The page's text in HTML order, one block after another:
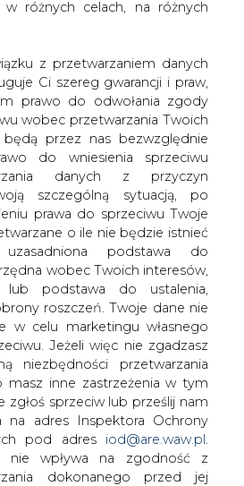
różnych celach, na różnych
z przetwarzaniem danych
Ci szereg gwarancji i praw,
prawo do odwołania zgody
wobec przetwarzania Twoich
przez nas bezwzględnie
do wniesienia sprzeciwu
danych z przyczyn
szczególną sytuacją, po
prawa do sprzeciwu Twoje
o ile nie będzie istnieć
podstawa do
wobec Twoich interesów,
podstawa do ustalenia,
roszczeń. Twoje dane nie
w celu marketingu własnego
Jeżeli więc nie zgadzasz
niezbędności przetwarzania
masz inne zastrzeżenia w tym
zgłoś sprzeciw lub prześlij nam
na adres Inspektora Ochrony
pod adres iod@are.waw.pl
nie wpływa na zgodność z
dokonanego przed jej
zespołu
wypadku w kopalni w
zgodzili się
wspólnego
w sprawie katastrofy
gdzie 20
metanu zabił 13
12 Polaków. Grupa
pracę już w
być może
powołania wspólnego zespołu
Karwinie polscy i czescy śledczy.
potrzeba jeszcze formalnego